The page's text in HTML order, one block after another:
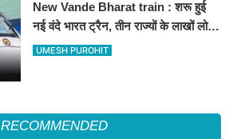
New Vande Bharat train : शरू हुई
नई वंदे भारत ट्रैन, तीन राज्यों के लाखों लोगों
का सफर होगा आसान, देखें पूरा रूटमैप
UMESH PUROHIT
RECOMMENDED